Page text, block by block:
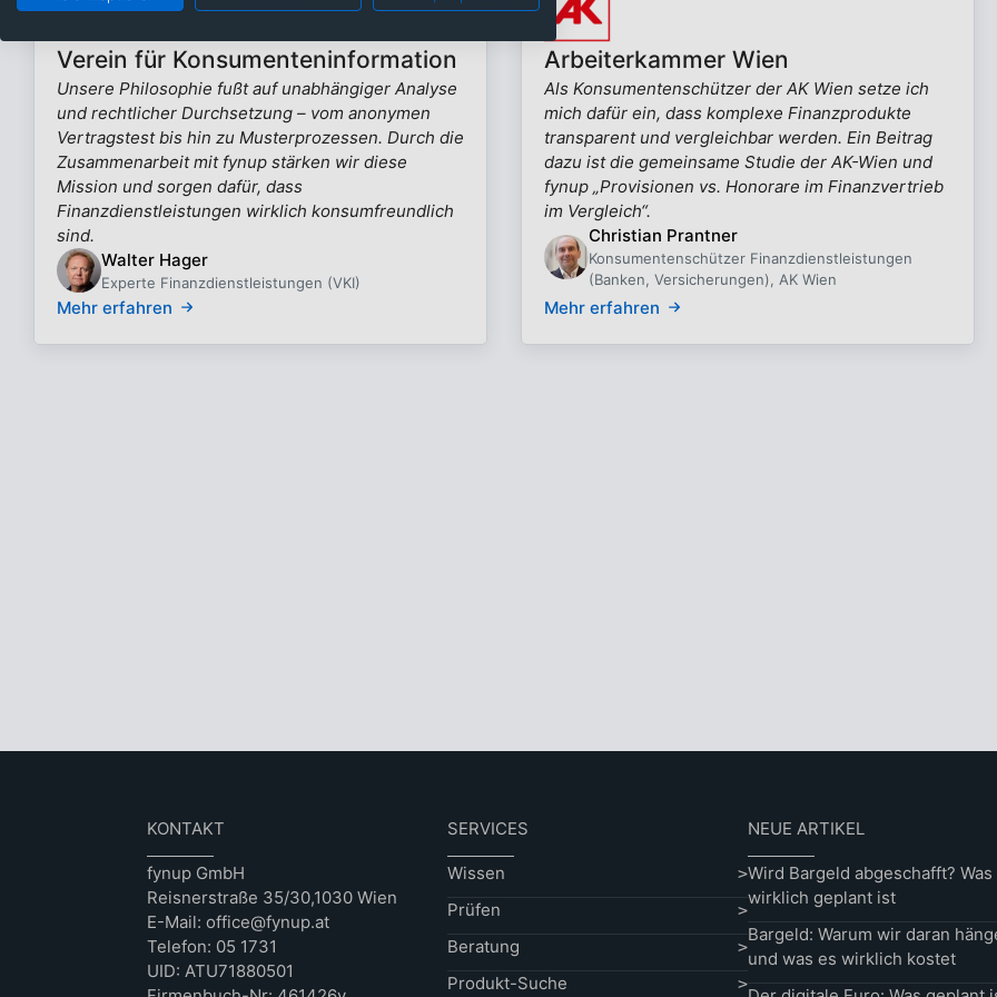
Verein für Konsumenteninformation
Unsere Philosophie fußt auf unabhängiger Analyse
und rechtlicher Durchsetzung – vom anonymen
Vertragstest bis hin zu Musterprozessen. Durch die
Zusammenarbeit mit fynup stärken wir diese
Mission und sorgen dafür, dass
Finanzdienstleistungen wirklich konsumfreundlich
sind.
Walter Hager
Experte Finanzdienstleistungen (VKI)
Mehr erfahren
Arbeiterkammer Wien
Als Konsumentenschützer der AK Wien setze ich
mich dafür ein, dass komplexe Finanzprodukte
transparent und vergleichbar werden. Ein Beitrag
dazu ist die gemeinsame Studie der AK-Wien und
fynup „Provisionen vs. Honorare im Finanzvertrieb
im Vergleich“.
Christian Prantner
Konsumentenschützer Finanzdienstleistungen
(Banken, Versicherungen), AK Wien
Mehr erfahren
KONTAKT
fynup GmbH
Reisnerstraße 35/30,1030 Wien
E-Mail: office@fynup.at
Telefon: 05 1731
UID: ATU71880501
SERVICES
Wissen
Prüfen
Beratung
Produkt-Suche
NEUE ARTIKEL
Wird Bargeld abgeschafft? Was
wirklich geplant ist
Bargeld: Warum wir daran
und was es wirklich kostet